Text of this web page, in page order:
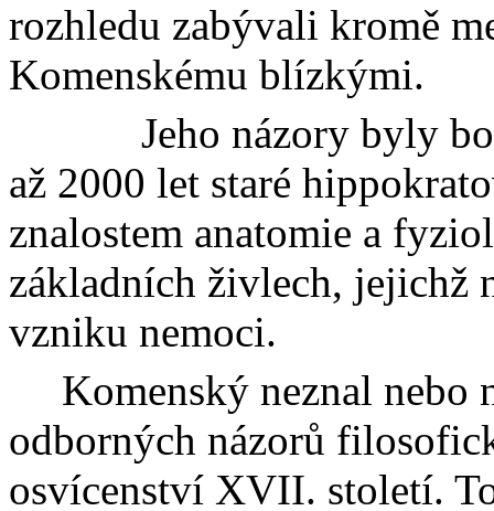
rozhledu zabývali kromě
Komenskému blízkými.
Jeho názory byly
až 2000 let staré
znalostem anatomie a
základních živlech, jejichž
vzniku nemoci.
Komenský neznal nebo
odborných názorů
osvícenství XVII. století.